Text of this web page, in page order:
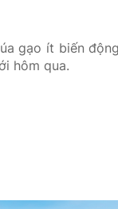
gạo ít biến
hôm qua.